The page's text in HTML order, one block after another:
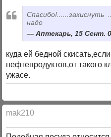
Спасибо!......закиснуть
надо
Аптекарь, 15 Сент.
куда ей бедной
нефтепродуктов,от такого
ужасе.
mak210